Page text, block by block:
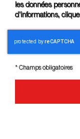
les données
d’informations,
*Champs obligatoires